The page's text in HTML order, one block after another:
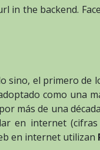
in the backend.
sino, el primero de
como una
más de una
en internet (cifras
en internet utilizan